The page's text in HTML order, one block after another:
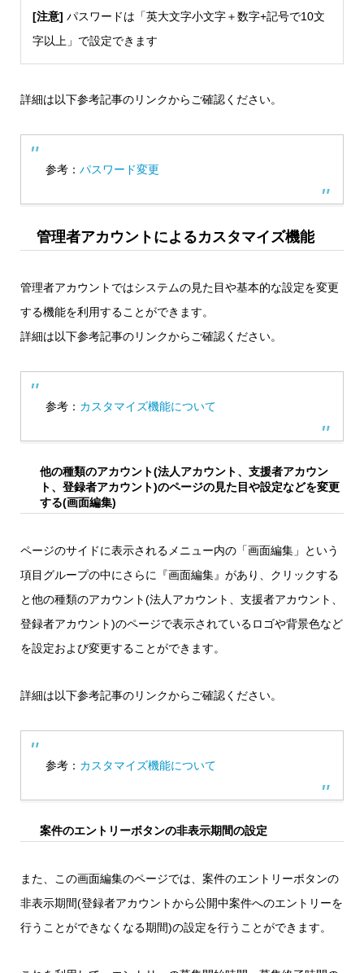
[注意] パスワードは「英大文字小文字＋数字+記号で10文
字以上」で設定できます
詳細は以下参考記事のリンクからご確認ください。
参考： パスワード変更
管理者アカウントによるカスタマイズ機能
管理者アカウントではシステムの見た目や基本的な設定を変更
する機能を利用することができます。
詳細は以下参考記事のリンクからご確認ください。
参考： カスタマイズ機能について
他の種類のアカウント(法人アカウント、支援者アカウン
ト、登録者アカウント)のページの見た目や設定などを変更
する(画面編集)
ページのサイドに表示されるメニュー内の「画面編集」という
項目グループの中にさらに『画面編集』があり、クリックする
と他の種類のアカウント(法人アカウント、支援者アカウント、
登録者アカウント)のページで表示されているロゴや背景色など
を設定および変更することができます。
詳細は以下参考記事のリンクからご確認ください。
参考： カスタマイズ機能について
案件のエントリーボタンの非表示期間の設定
また、この画面編集のページでは、案件のエントリーボタンの
非表示期間(登録者アカウントから公開中案件へのエントリーを
行うことができなくなる期間)の設定を行うことができます。